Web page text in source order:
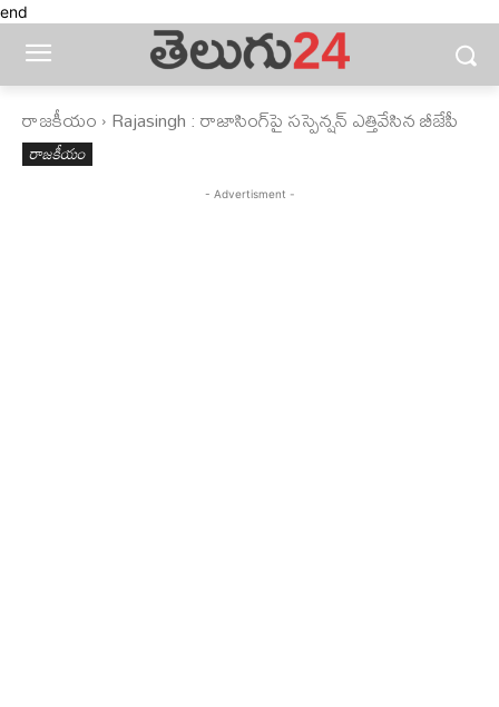
end
రాజకీయం Rajasingh : రాజాసింగ్‌పై సస్పెన్షన్‌ ఎత్తివేసిన బీజేపీ
రాజకీయం
- Advertisment -